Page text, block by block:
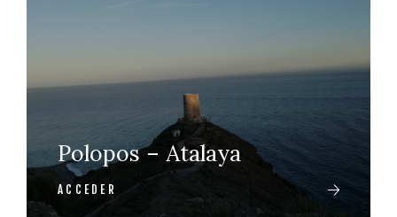
Polopos – Atalaya
ACCEDER